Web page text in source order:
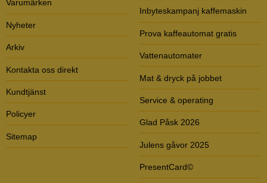
Varumärken
Nyheter
Arkiv
Kontakta oss direkt
Kundtjänst
Policyer
Sitemap
Inbyteskampanj kaffemaskin
Prova kaffeautomat gratis
Vattenautomater
Mat & dryck på jobbet
Service & operating
Glad Påsk 2026
Julens gåvor 2025
PresentCard©